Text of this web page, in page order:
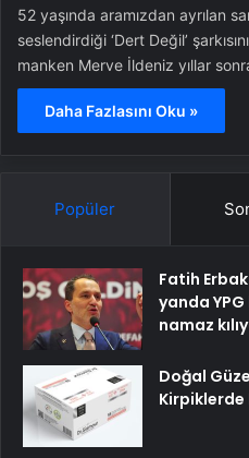
52 yaşında aramızdan ayrılan
seslendirdiği ‘Dert Değil’
manken Merve İldeniz yıllar
Daha Fazlasını Oku »
Popüler
Fatih
yanda
namaz
Doğal
Kirpiklerde